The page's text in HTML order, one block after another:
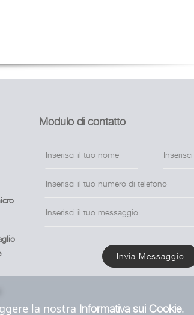
Modulo di contatto
Invia Messaggio
la nostra Informativa sui Cookie.